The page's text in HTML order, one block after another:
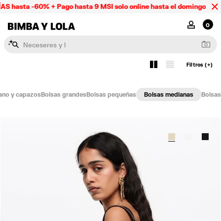
-60% + Pago hasta 9 MSI solo online hasta el domingo 09/08
MI CUENTA
0
Neceseres y l
4 Filtros (+)
y capazosBolsas grandesBolsas pequeñas Bolsas medianas